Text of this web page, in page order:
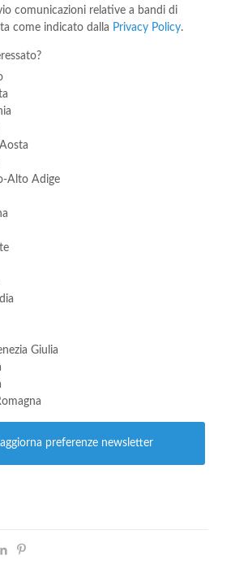
comunicazioni relative a bandi di
come indicato dalla Privacy Policy.
Alto Adige
Giulia